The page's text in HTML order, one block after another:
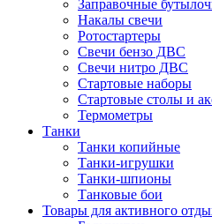
Заправочные
Накалы свечи
Ротостартеры
Свечи бензо ДВС
Свечи нитро ДВС
Стартовые наборы
Стартовые столы и
Термометры
Танки
Танки копийные
Танки-игрушки
Танки-шпионы
Танковые бои
Товары для активного